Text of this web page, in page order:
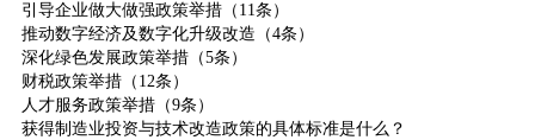
引导企业做大做强政策举措（11条）
推动数字经济及数字化升级改造（4条）
深化绿色发展政策举措（5条）
财税政策举措（12条）
人才服务政策举措（9条）
获得制造业投资与技术改造政策的具体标准是什么？